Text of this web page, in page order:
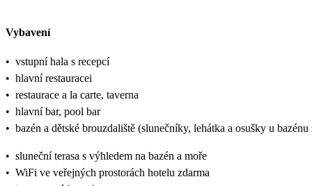
Vybavení
• vstupní hala s recepcí
• hlavní restauracei
• restaurace a la carte, taverna
• hlavní bar, pool bar
• bazén a dětské brouzdaliště (slunečníky, lehátka a osušky u bazénu
• sluneční terasa s výhledem na bazén a moře
• WiFi ve veřejných prostorách hotelu zdarma